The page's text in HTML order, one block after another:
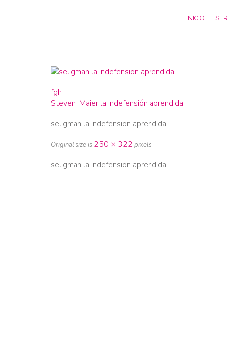
INICIO
fgh
Steven_Maier la indefensión aprendida
seligman la indefension aprendida
Original size is 250 × 322 pixels
seligman la indefension aprendida